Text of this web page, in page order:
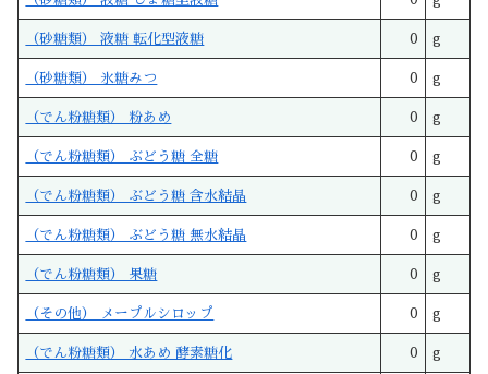
（砂糖類） 液糖 転化型液糖 0 g
（砂糖類） 氷糖みつ 0 g
（でん粉糖類） 粉あめ 0 g
（でん粉糖類） ぶどう糖 全糖 0 g
（でん粉糖類） ぶどう糖 含水結晶 0 g
（でん粉糖類） ぶどう糖 無水結晶 0 g
（でん粉糖類） 果糖 0 g
（その他） メープルシロップ 0 g
（でん粉糖類） 水あめ 酵素糖化 0 g